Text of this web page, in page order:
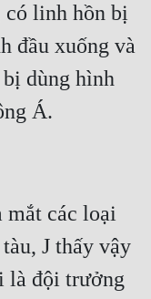
có linh hồn bị
đầu xuống và
dùng hình
mắt các loại
J thấy vậy
là đội trưởng